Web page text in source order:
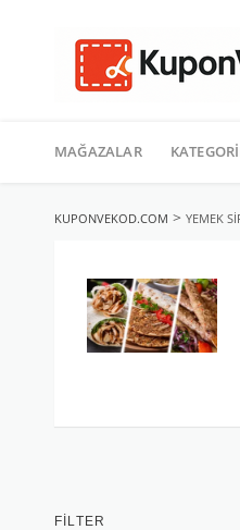
geç
MAĞAZALAR
KUPONVEKOD.COM > YEMEK
FILTER